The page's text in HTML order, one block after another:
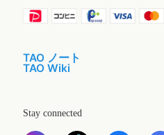
TAO ノート
TAO Wiki
Stay connected